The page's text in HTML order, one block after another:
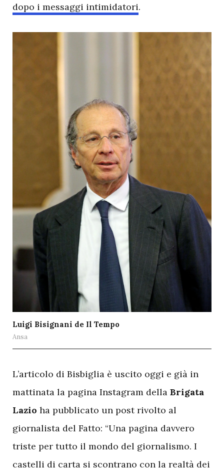
dopo i messaggi intimidatori.
Luigi Bisignani de Il Tempo
Ansa
L’articolo di Bisbiglia è uscito oggi e già in
mattinata la pagina Instagram della Brigata
Lazio ha pubblicato un post rivolto al
giornalista del Fatto: “Una pagina davvero
triste per tutto il mondo del giornalismo. I
castelli di carta si scontrano con la realtà dei